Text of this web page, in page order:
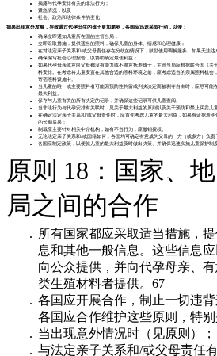
揭露与代孕安排有关的非法行为；
紧急情况；以及
社会、政治和法律条件的变化
如果出现意外发展，导致通过代孕出生的孩子更加脆弱，各国应迅速采取行动，以便：
确保立即通知儿童所在国的主管当局；
立即采取措施，提供适当的照料，确保儿童的身体、情感和心理健康；
在对法定亲子关系和/或父母责任存在分歧的情况下，鼓励使用调解服务。如果无法
确保编写社会心理报告，以协助确定最佳利益；
如果代孕母亲或意向父母都没有能力或不愿意抚养孩子，主管当局应根据联合国《关
料安排。在考虑将儿童安置在其他合适的照料环境之前，应考虑适当的亲属照料机
寄宿照料设施中。
当儿童的唯一或主要照料者可能因预防性拘留或判决决定而被剥夺自由时，应尽可
最大利益。
保存与儿童有关的所有决定的记录，并确保这些记录可供儿童查阅。
当非法行为与代孕安排有关联时（见关于最大利益的原则以及关于预防和禁止买卖儿
在确定法定亲子关系和/或父母责任时，应首先考虑儿童的最大利益，如果有证据表
的长期后果；
制裁应主要针对相关中介机构，如有不当行为，应撤销授权。
无论法定亲子关系和/或国籍如何，各国均可确定有意成为父母的一方（或多方）负责
各国应制定政策，以便就儿童的最大利益及时做出决策、并确保迅速实施儿童保护制度
原则 18：国家、
局之间的合作
所有国家都应采取适当措施，
息和其他一般信息。这些信息
向公众提供，并向代孕母亲、
类生殖材料者提供。67
各国应开展合作，制止一切违背
各国应合作维护这些原则，特别
当出现意外情况时（见原则）；
与法定亲子关系和/或父母责任